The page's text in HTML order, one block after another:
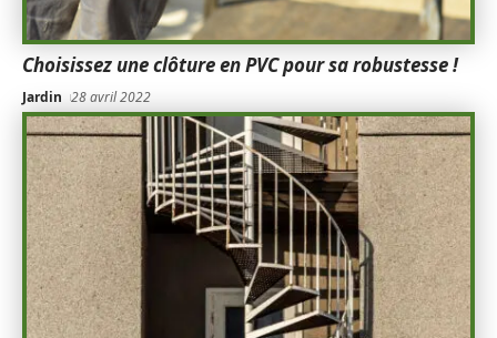
Choisissez une clôture en PVC pour sa robustesse !
Jardin 28 avril 2022